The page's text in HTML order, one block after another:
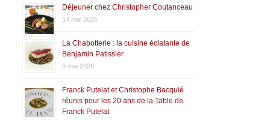
Déjeuner chez Christopher Coutanceau
14 mai 2026
La Chabotterie : la cuisine éclatante de
Benjamin Patissier
8 mai 2026
Franck Putelat et Christophe Bacquié
réunis pour les 20 ans de la Table de
Franck Putelat